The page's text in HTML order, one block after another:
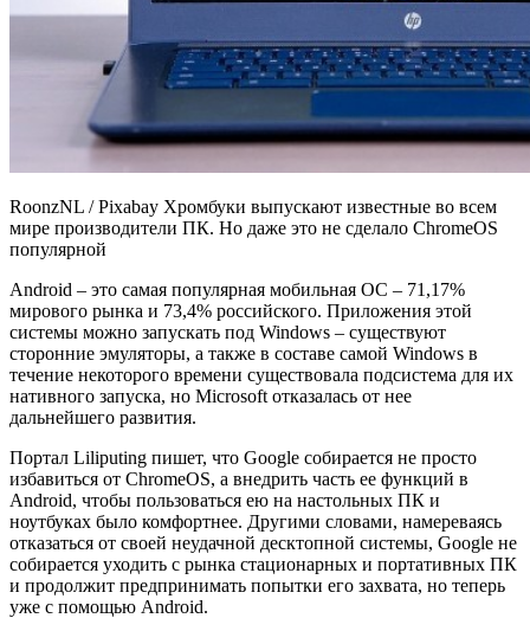
RoonzNL / Pixabay Хромбуки выпускают известные во всем
мире производители ПК. Но даже это не сделало ChromeOS
популярной
Android – это самая популярная мобильная ОС – 71,17%
мирового рынка и 73,4% российского. Приложения этой
системы можно запускать под Windows – существуют
сторонние эмуляторы, а также в составе самой Windows в
течение некоторого времени существовала подсистема для их
нативного запуска, но Microsoft отказалась от нее
дальнейшего развития.
Портал Liliputing пишет, что Google собирается не просто
избавиться от ChromeOS, а внедрить часть ее функций в
Android, чтобы пользоваться ею на настольных ПК и
ноутбуках было комфортнее. Другими словами, намереваясь
отказаться от своей неудачной десктопной системы, Google не
собирается уходить с рынка стационарных и портативных ПК
и продолжит предпринимать попытки его захвата, но теперь
уже с помощью Android.